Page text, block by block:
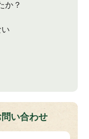
か？
問い合わせ